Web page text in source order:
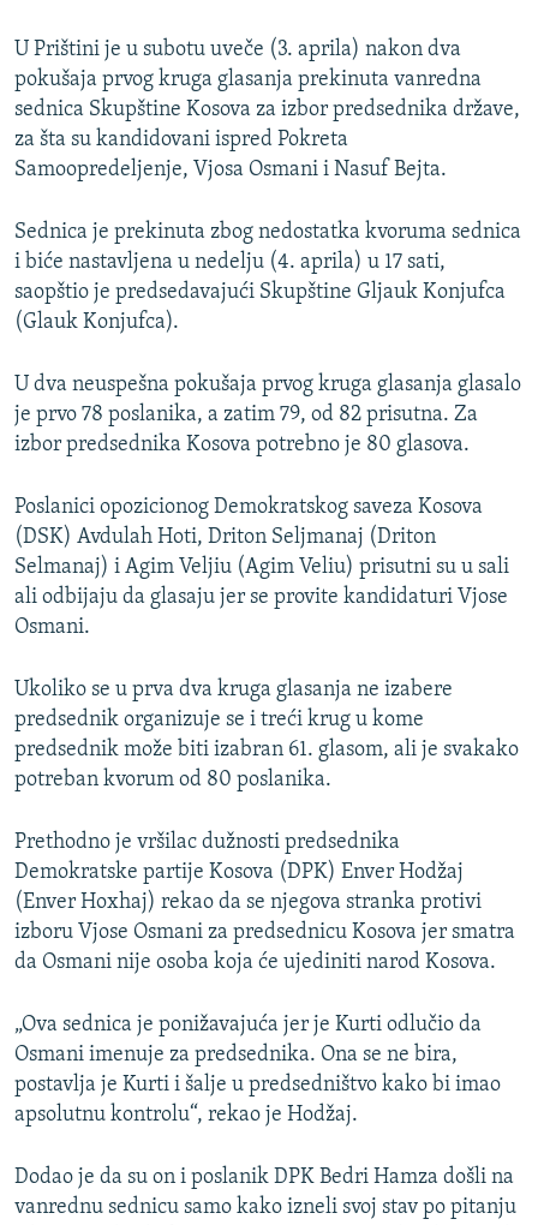
POST SCRIPTUM
MOJA EVROPA
TRI DECENIJE OD RATA U BIH
NASTANAK I RASPAD JUGOSLAVIJE
Sve RFE/RL stranice
U Prištini je u subotu uveče (3. aprila) nakon dva
pokušaja prvog kruga glasanja prekinuta vanredna
sednica Skupštine Kosova za izbor predsednika države,
za šta su kandidovani ispred Pokreta
Samoopredeljenje, Vjosa Osmani i Nasuf Bejta.
Sednica je prekinuta zbog nedostatka kvoruma sednica
i biće nastavljena u nedelju (4. aprila) u 17 sati,
saopštio je predsedavajući Skupštine Gljauk Konjufca
(Glauk Konjufca).
U dva neuspešna pokušaja prvog kruga glasanja glasalo
je prvo 78 poslanika, a zatim 79, od 82 prisutna. Za
izbor predsednika Kosova potrebno je 80 glasova.
Poslanici opozicionog Demokratskog saveza Kosova
(DSK) Avdulah Hoti, Driton Seljmanaj (Driton
Selmanaj) i Agim Veljiu (Agim Veliu) prisutni su u sali
ali odbijaju da glasaju jer se provite kandidaturi Vjose
Osmani.
Ukoliko se u prva dva kruga glasanja ne izabere
predsednik organizuje se i treći krug u kome
predsednik može biti izabran 61. glasom, ali je svakako
potreban kvorum od 80 poslanika.
Prethodno je vršilac dužnosti predsednika
Demokratske partije Kosova (DPK) Enver Hodžaj
(Enver Hoxhaj) rekao da se njegova stranka protivi
izboru Vjose Osmani za predsednicu Kosova jer smatra
da Osmani nije osoba koja će ujediniti narod Kosova.
„Ova sednica je ponižavajuća jer je Kurti odlučio da
Osmani imenuje za predsednika. Ona se ne bira,
postavlja je Kurti i šalje u predsedništvo kako bi imao
apsolutnu kontrolu“, rekao je Hodžaj.
Dodao je da su on i poslanik DPK Bedri Hamza došli na
vanrednu sednicu samo kako izneli svoj stav po pitanju